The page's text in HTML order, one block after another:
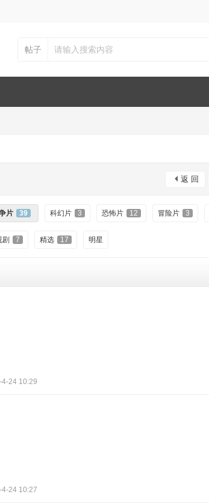
帖子
返 回
片 39 科幻片 3 恐怖片 12 冒险片 3
剧 7 精选 17 明星
24 10:29
24 10:27